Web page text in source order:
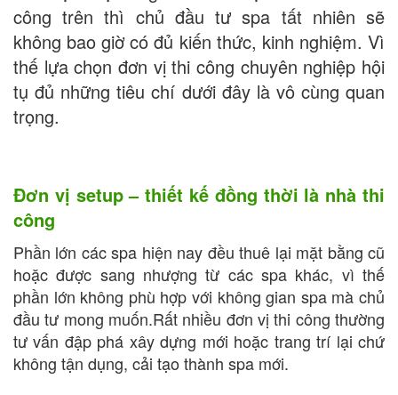
công trên thì chủ đầu tư spa tất nhiên sẽ
không bao giờ có đủ kiến thức, kinh nghiệm. Vì
thế lựa chọn đơn vị thi công chuyên nghiệp hội
tụ đủ những tiêu chí dưới đây là vô cùng quan
trọng.
Đơn vị setup – thiết kế đồng thời là nhà thi
công
Phần lớn các spa hiện nay đều thuê lại mặt bằng cũ
hoặc được sang nhượng từ các spa khác, vì thế
phần lớn không phù hợp với không gian spa mà chủ
đầu tư mong muốn.Rất nhiều đơn vị thi công thường
tư vấn đập phá xây dựng mới hoặc trang trí lại chứ
không tận dụng, cải tạo thành spa mới.